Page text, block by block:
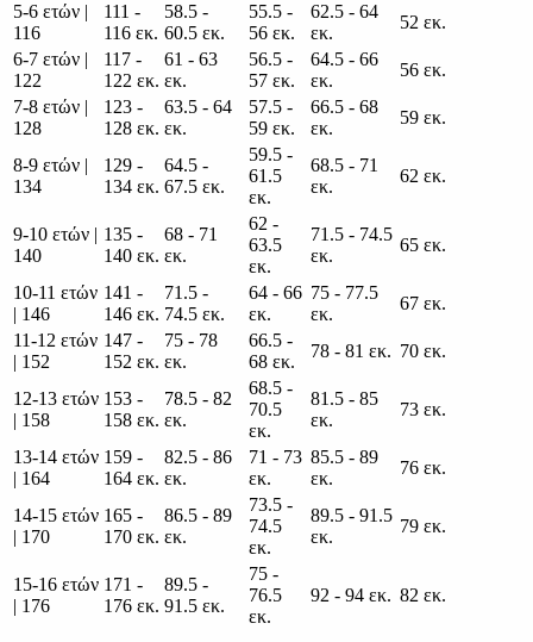
5-6 ετών |
116
111 -
116 εκ.
58.5 -
60.5 εκ.
55.5 -
56 εκ.
62.5 - 64
εκ.
52 εκ.
6-7 ετών |
122
117 -
122 εκ.
61 - 63
εκ.
56.5 -
57 εκ.
64.5 - 66
εκ.
56 εκ.
7-8 ετών |
128
123 -
128 εκ.
63.5 - 64
εκ.
57.5 -
59 εκ.
66.5 - 68
εκ.
59 εκ.
8-9 ετών |
134
129 -
134 εκ.
64.5 -
67.5 εκ.
59.5 -
61.5
εκ.
68.5 - 71
εκ.
62 εκ.
9-10 ετών |
140
135 -
140 εκ.
68 - 71
εκ.
62 -
63.5
εκ.
71.5 - 74.5
εκ.
65 εκ.
10-11 ετών
| 146
141 -
146 εκ.
71.5 -
74.5 εκ.
64 - 66
εκ.
75 - 77.5
εκ.
67 εκ.
11-12 ετών
| 152
147 -
152 εκ.
75 - 78
εκ.
66.5 -
68 εκ.
78 - 81 εκ. 70 εκ.
12-13 ετών
| 158
153 -
158 εκ.
78.5 - 82
εκ.
68.5 -
70.5
εκ.
81.5 - 85
εκ.
73 εκ.
13-14 ετών
| 164
159 -
164 εκ.
82.5 - 86
εκ.
71 - 73
εκ.
85.5 - 89
εκ.
76 εκ.
14-15 ετών
| 170
165 -
170 εκ.
86.5 - 89
εκ.
73.5 -
74.5
εκ.
89.5 - 91.5
εκ.
79 εκ.
15-16 ετών
| 176
171 -
176 εκ.
89.5 -
91.5 εκ.
75 -
76.5
εκ.
92 - 94 εκ. 82 εκ.